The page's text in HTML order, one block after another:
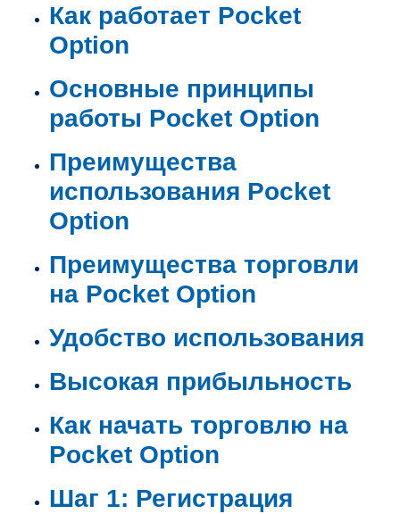
Как работает Pocket
Option
Основные принципы
работы Pocket Option
Преимущества
использования Pocket
Option
Преимущества торговли
на Pocket Option
Удобство использования
Высокая прибыльность
Как начать торговлю на
Pocket Option
Шаг 1: Регистрация